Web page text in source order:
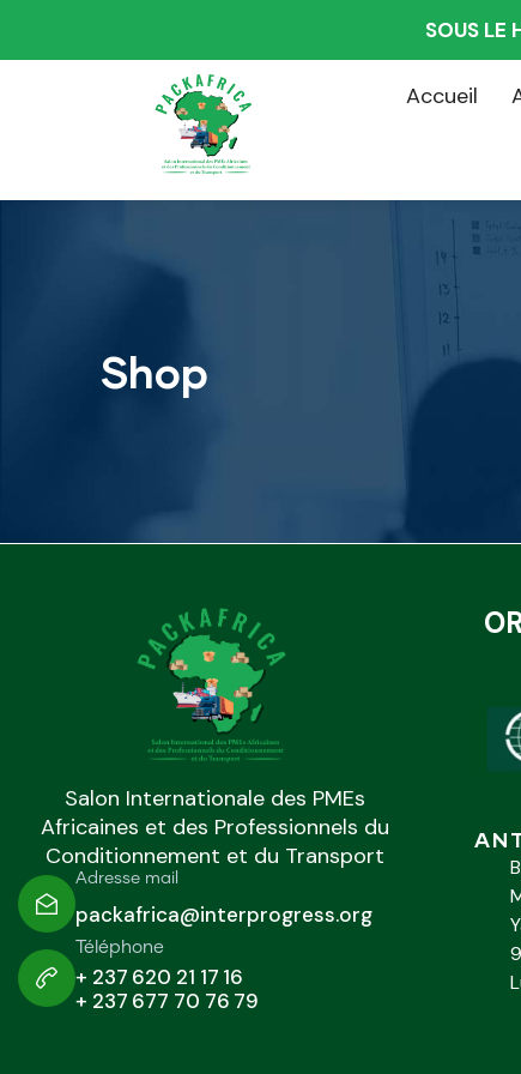
SOUS LE
Accueil
Shop
Salon Internationale des PMEs
Africaines et des Professionnels du
Conditionnement et du Transport
Adresse mail
packafrica@interprogress.org
Téléphone
+ 237 620 21 17 16
+ 237 677 70 76 79